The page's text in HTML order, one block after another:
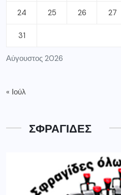
Αύγουστος 2026
24 25 26 27
31
« Ιούλ
ΣΦΡΑΓΙΔΕΣ